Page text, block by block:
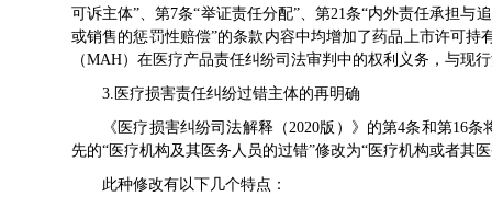
可诉主体”、第7条“举证责任分配”、第21条“内外责任承担与
或销售的惩罚性赔偿”的条款内容中均增加了药品上市许可
（MAH）在医疗产品责任纠纷司法审判中的权利义务，与现
3.医疗损害责任纠纷过错主体的再明确
《医疗损害纠纷司法解释（2020版）》的第4条和第16
先的“医疗机构及其医务人员的过错”修改为“医疗机构或者其
此种修改有以下几个特点：